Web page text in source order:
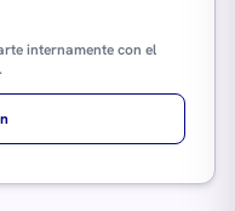
internamente con el